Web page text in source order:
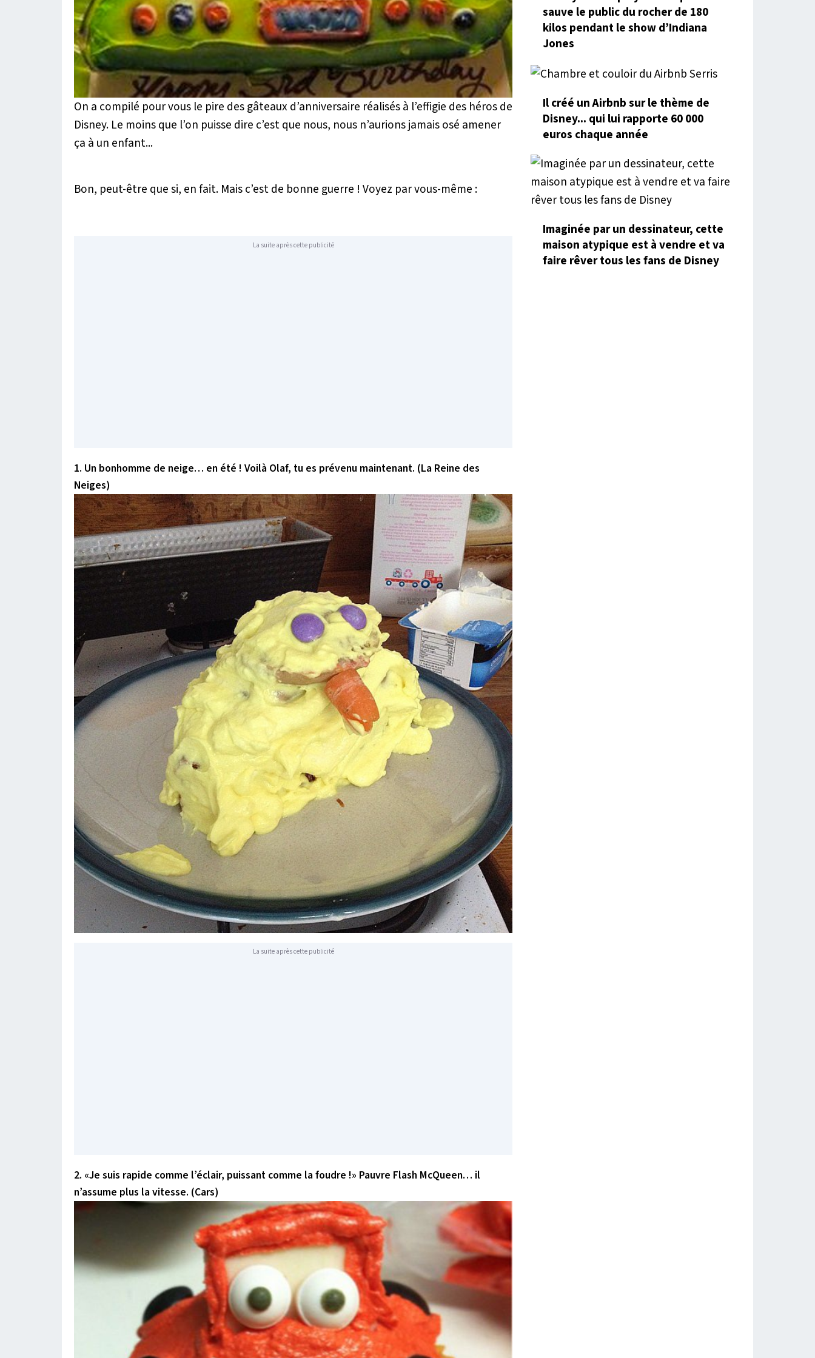
On a compilé pour vous le pire des gâteaux d’anniversaire réalisés à l’effigie des héros de
Disney. Le moins que l’on puisse dire c’est que nous, nous n’aurions jamais osé amener
ça à un enfant...
Bon, peut-être que si, en fait. Mais c’est de bonne guerre ! Voyez par vous-même :
La suite après cette publicité
1. Un bonhomme de neige… en été ! Voilà Olaf, tu es prévenu maintenant. (La Reine des
Neiges)
La suite après cette publicité
2. «Je suis rapide comme l’éclair, puissant comme la foudre !» Pauvre Flash McQueen… il
n’assume plus la vitesse. (Cars)
sauve le public du rocher de 180
kilos pendant le show d’Indiana
Jones
Il créé un Airbnb sur le thème de
Disney... qui lui rapporte 60 000
euros chaque année
Imaginée par un dessinateur, cette
maison atypique est à vendre et va
faire rêver tous les fans de Disney